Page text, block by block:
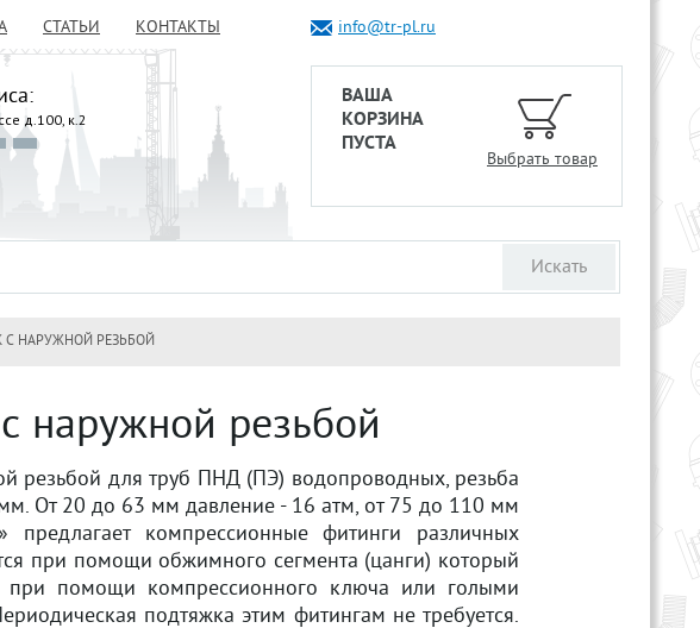
info@tr-pl.ru
ВАША
КОРЗИНА
ПУСТА
Выбрать товар
СТАТЬИ КОНТАКТЫ
д.100, к.2
С НАРУЖНОЙ РЕЗЬБОЙ
наружной резьбой
резьбой для труб ПНД (ПЭ) водопроводных, резьба
От 20 до 63 мм давление - 16 атм, от 75 до 110 мм
компрессионные фитинги различных
при помощи обжимного сегмента (цанги) который
при помощи компрессионного ключа или голыми
подтяжка этим фитингам не требуется.